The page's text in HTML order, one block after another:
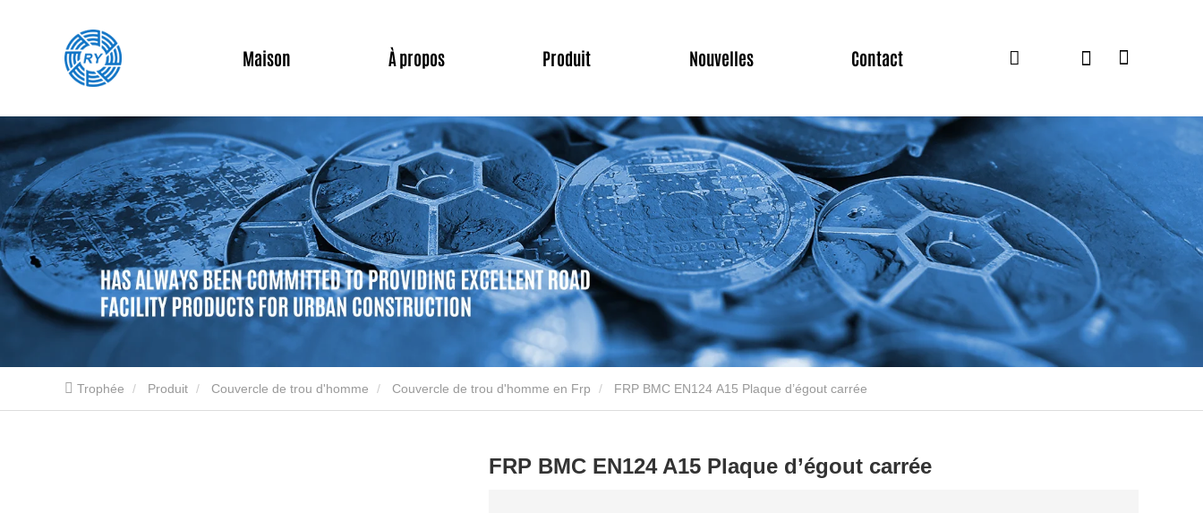
Maison À propos Produit Nouvelles Contact
Trophée Produit Couvercle de trou d'homme Couvercle de trou d'homme en Frp FRP BMC EN124 A15 Plaque d’égout carrée
FRP BMC EN124 A15 Plaque d’égout carrée